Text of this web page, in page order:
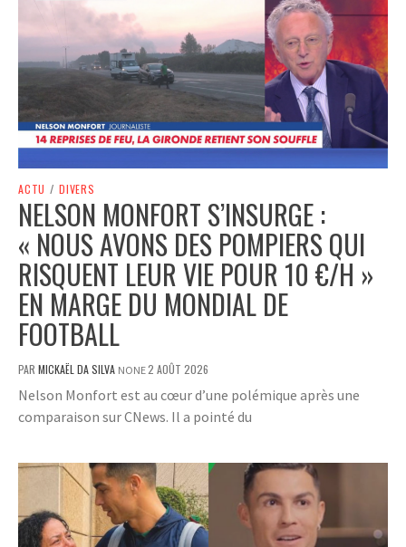
ACTU / DIVERS
NELSON MONFORT S’INSURGE :
« NOUS AVONS DES POMPIERS QUI
RISQUENT LEUR VIE POUR 10 €/H »
EN MARGE DU MONDIAL DE
FOOTBALL
PAR MICKAËL DA SILVA NONE2 AOÛT 2026
Nelson Monfort est au cœur d’une polémique après une
comparaison sur CNews. Il a pointé du